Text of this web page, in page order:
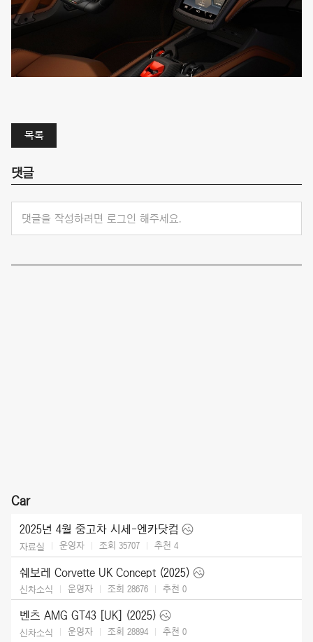
목록
댓글
댓글을 작성하려면 로그인 해주세요.
Car
2025년 4월 중고차 시세-엔카닷컴
자료실 운영자 조회 35707 추천 4
쉐보레 Corvette UK Concept (2025)
신차소식 운영자 조회 28676 추천 0
벤츠 AMG GT43 [UK] (2025)
신차소식 운영자 조회 28894 추천 0